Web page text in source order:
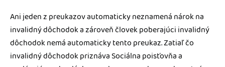
Ani jeden z preukazov automaticky neznamená nárok na
invalidný dôchodok a zároveň človek poberajúci invalidný
dôchodok nemá automaticky tento preukaz. Zatiaľ čo
invalidný dôchodok priznáva Sociálna poisťovňa a